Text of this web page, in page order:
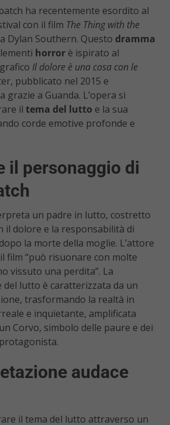
ha recentemente esordito al
con il film The Thing with the
Dylan Southern. Questo dramma
horror è ispirato al
Il dolore è una cosa con le
pubblicato nel 2015 e
grazie a Guanda. L’opera si
il tema del lutto e la sua
corde emotive profonde e
il personaggio di
un padre in lutto, costretto
il dolore e la responsabilità di
la morte della moglie. L’attore
film “può risuonare con molte
vissuto una perdita”. La
lutto è caratterizzata da un
trasformando la realtà in
e inquietante, amplificata
Corvo, simbolo delle paure e dei
audace
il tema del lutto attraverso un